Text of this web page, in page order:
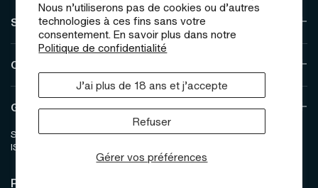
Nous n’utiliserons pas de cookies ou d’autres
technologies à ces fins sans votre
consentement. En savoir plus dans notre
Politique de confidentialité
Gérer vos préférences
J’ai plus de 18 ans et j’accepte
Refuser
Shipping & Returns
Customer Service
General Health Guidelines
SKU: 67708440
ISBN: 67708440
Partager